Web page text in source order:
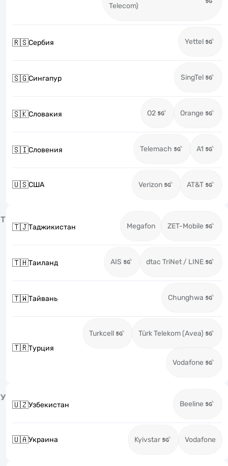
Telecom)
🇷🇸Сербия Yettel
🇸🇬Сингапур SingTel
🇸🇰Словакия O2 Orange
🇸🇮Словения Telemach A1
🇺🇸США Verizon AT&T
Т
🇹🇯Таджикистан Megafon ZET-Mobile
🇹🇭Таиланд AIS dtac TriNet / LINE
🇹🇼Тайвань Chunghwa
🇹🇷Турция
Turkcell Türk Telekom (Avea)
Vodafone
У
🇺🇿Узбекистан Beeline
🇺🇦Украина Kyivstar Vodafone